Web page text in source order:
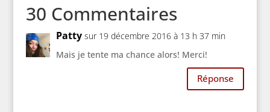
30 Commentaires
Patty sur 19 décembre 2016 à 13 h 37 min
Mais je tente ma chance alors! Merci!
Réponse